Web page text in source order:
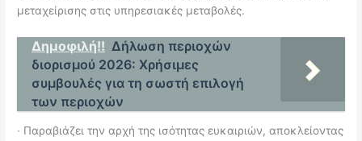
μεταχείρισης στις υπηρεσιακές μεταβολές.
Δημοφιλή!! Δήλωση περιοχών
διορισμού 2026: Χρήσιμες
συμβουλές για τη σωστή επιλογή
των περιοχών
∙ Παραβιάζει την αρχή της ισότητας ευκαιριών, αποκλείοντας